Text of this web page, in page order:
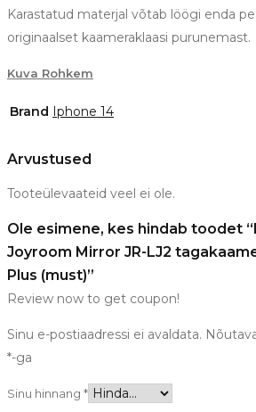
Karastatud materjal võtab löögi enda
originaalset kaameraklaasi purunemast.
Kuva Rohkem
Brand Iphone 14
Arvustused
Tooteülevaateid veel ei ole.
Ole esimene, kes hindab toodet
Joyroom Mirror JR-LJ2
Plus (must)”
Review now to get coupon!
Sinu e-postiaadressi ei avaldata.
*-ga
Sinu hinnang *